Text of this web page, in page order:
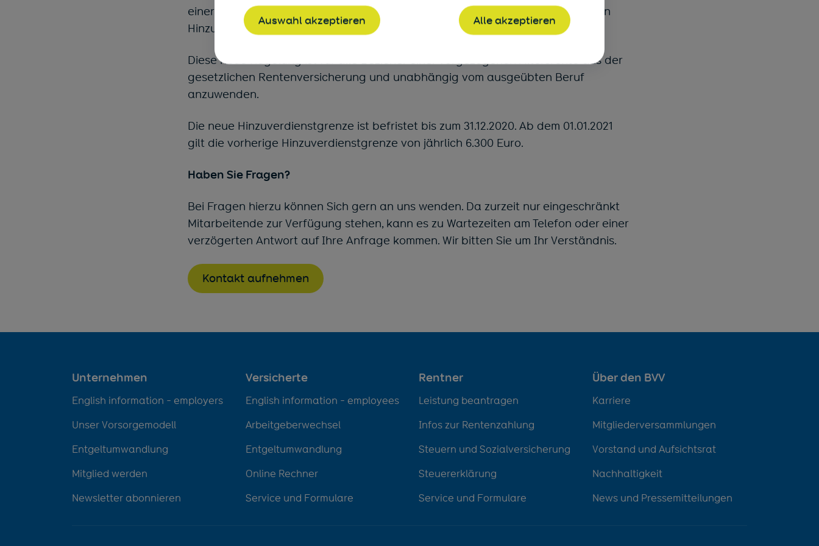
einer (anteiligen) Kürzung ihrer vorgezogenen Altersrente durch den parallelen
Hinzuverdienst weitestgehend schützen.
Diese neue Regelung ist für alle Bezieher einer vorgezogenen Altersrente aus der
gesetzlichen Rentenversicherung und unabhängig vom ausgeübten Beruf
anzuwenden.
Die neue Hinzuverdienstgrenze ist befristet bis zum 31.12.2020. Ab dem 01.01.2021
gilt die vorherige Hinzuverdienstgrenze von jährlich 6.300 Euro.
Haben Sie Fragen?
Bei Fragen hierzu können Sich gern an uns wenden. Da zurzeit nur eingeschränkt
Mitarbeitende zur Verfügung stehen, kann es zu Wartezeiten am Telefon oder einer
verzögerten Antwort auf Ihre Anfrage kommen. Wir bitten Sie um Ihr Verständnis.
Kontakt aufnehmen
Unternehmen
English information - employers
Unser Vorsorgemodell
Entgeltumwandlung
Mitglied werden
Newsletter abonnieren
Versicherte
English information - employees
Arbeitgeberwechsel
Entgeltumwandlung
Online Rechner
Service und Formulare
Rentner
Leistung beantragen
Infos zur Rentenzahlung
Steuern und Sozialversicherung
Steuererklärung
Service und Formulare
Über den BVV
Karriere
Mitgliederversammlungen
Vorstand und Aufsichtsrat
Nachhaltigkeit
News und Pressemitteilungen
Auswahl akzeptieren Alle akzeptieren